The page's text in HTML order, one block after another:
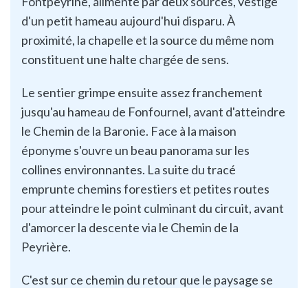
d'un petit hameau aujourd'hui disparu. À
proximité, la chapelle et la source du même nom
constituent une halte chargée de sens.
Le sentier grimpe ensuite assez franchement
jusqu'au hameau de Fonfournel, avant d'atteindre
le Chemin de la Baronie. Face à la maison
éponyme s'ouvre un beau panorama sur les
collines environnantes. La suite du tracé
emprunte chemins forestiers et petites routes
pour atteindre le point culminant du circuit, avant
d'amorcer la descente via le Chemin de la
Peyrière.
C'est sur ce chemin du retour que le paysage se